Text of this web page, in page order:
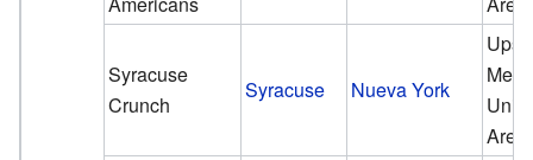
Syracuse
Crunch
Syracuse Nueva York